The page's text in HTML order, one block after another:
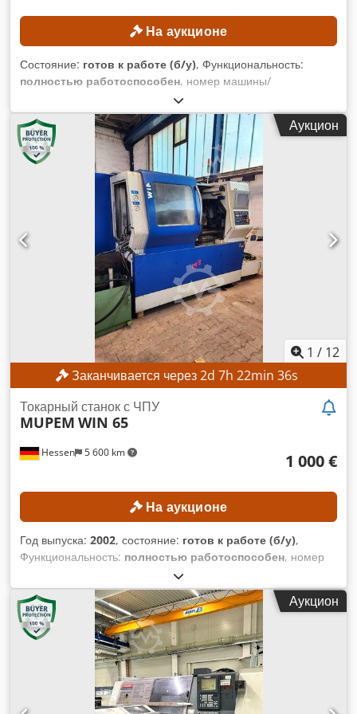
На аукционе
Состояние: готов к работе (б/у), Функциональность:
полностью работоспособен, номер машины/
4744, Год выпуска:
моточасы:16 291 h, грузоподъемность:5 000 кг, высота
подъема:
4 530 мм, тип топлива: дизель , тип мачты:
Симплекс
, строительная высота: 3 100 мм
, Минимальной
цены нет – гарантированная продажа по самой высокой
предложенной цене! ТЕХНИЧЕСКИЕ ХАРАКТЕРИСТИКИ
Грузоподъемность: 5000 кг Высота подъема: 4530 мм
ТЕХНИЧЕСКИЕ ДАННЫЕ ОБ ОБОРУДОВАНИИ Тип топлива:
дизель Dwsdpfx Aezrgaxonloa Тип мачты: симплекс Класс
по ISO: 3 (2500–4999 кг) Высота в нерабочем положении:
3100 мм КОМПЛЕКТАЦИЯ Полная кабина Внешний
идентификатор: SLO036
Аукцион
1 / 12
Заканчивается через2d 7h 22min 33s
Hessen 5 600 km
Токарный станок с ЧПУ
MUPEM WIN 65
1 000 €
На аукционе
Год выпуска: 2002, состояние: готов к работе (б/у),
Функциональность: полностью работоспособен, номер
машины/транспортного средства:
цены нет – гарантированная продажа по самой высокой
ставке! ТЕХНИЧЕСКИЕ ХАРАКТЕРИСТИКИ Максимальный
диаметр прохода штанги: 65 мм Диаметр переднего
подшипника шпинделя: 110 / 150 мм Система зажима
цанговым патроном: до 60 мм Система цанговых патронов
HAINBUCH: до 65 мм Основной шпиндель Максимальная
скорость вращения шпинделя: 3000 об/мин Мощность
двигателя главного шпинделя: 11 / 15 кВт Основная
Аукцион